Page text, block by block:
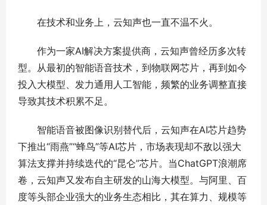
在技术和业务上，云知声也一直不温不火。
作为一家AI解决方案提供商，云知声曾经历多次转
型。从最初的智能语音技术，到物联网芯片，再到如今
投入大模型、发力通用人工智能，频繁的业务调整直接
导致其技术积累不足。
智能语音被图像识别替代后，云知声在AI芯片趋势
下推出“雨燕”“蜂鸟”等AI芯片，市场表现却不敌以强大
算法支撑并持续迭代的“昆仑”芯片。当ChatGPT浪潮席
卷，云知声又发布自主研发的山海大模型。与阿里、百
度等头部企业强大的业务生态相比，其在算力、规模等